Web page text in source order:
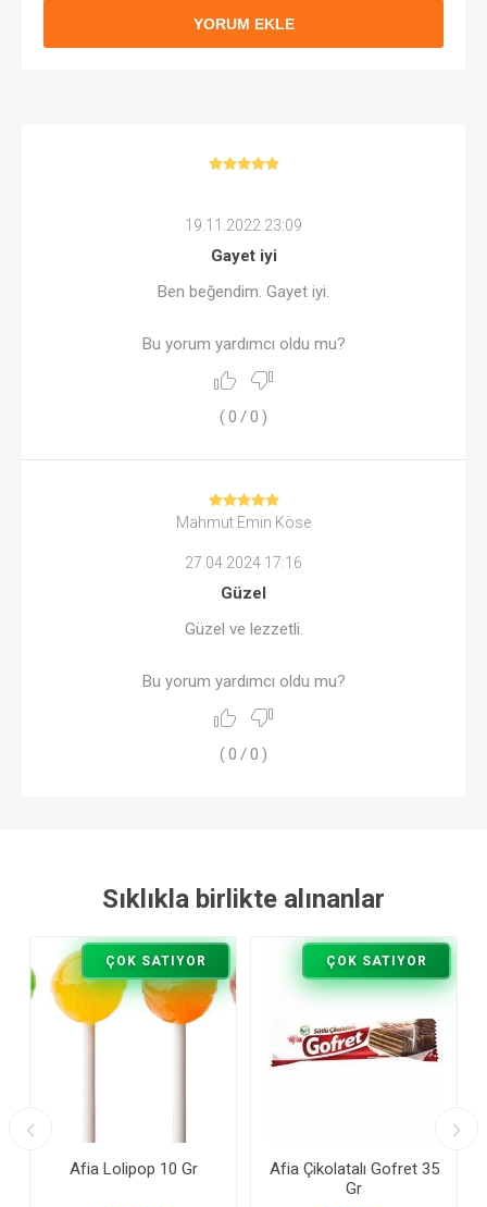
YORUM EKLE
19.11.2022 23:09
Gayet iyi
Ben beğendim. Gayet iyi.
Bu yorum yardımcı oldu mu?
(0 /0 )
Mahmut Emin Köse
27.04.2024 17:16
Güzel
Güzel ve lezzetli.
Bu yorum yardımcı oldu mu?
(0 /0 )
Sıklıkla birlikte alınanlar
ÇOK SATIYOR
Afia Lolipop 10 Gr
ÇOK SATIYOR
Afia Çikolatalı Gofret 35
Gr